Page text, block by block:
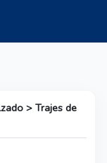
> Trajes de